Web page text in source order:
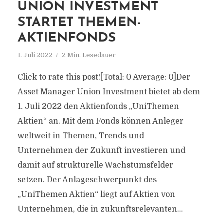
UNION INVESTMENT
STARTET THEMEN-
AKTIENFONDS
1. Juli 2022 2 Min. Lesedauer
Click to rate this post![Total: 0 Average: 0]Der
Asset Manager Union Investment bietet ab dem
1. Juli 2022 den Aktienfonds „UniThemen
Aktien“ an. Mit dem Fonds können Anleger
weltweit in Themen, Trends und
Unternehmen der Zukunft investieren und
damit auf strukturelle Wachstumsfelder
setzen. Der Anlageschwerpunkt des
„UniThemen Aktien“ liegt auf Aktien von
Unternehmen, die in zukunftsrelevanten...